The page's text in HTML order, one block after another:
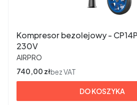
Kompresor bezolejowy -
230V
PRODUCENT
AIRPRO
Cena
740,00 złbez VAT
DO KOSZYKA